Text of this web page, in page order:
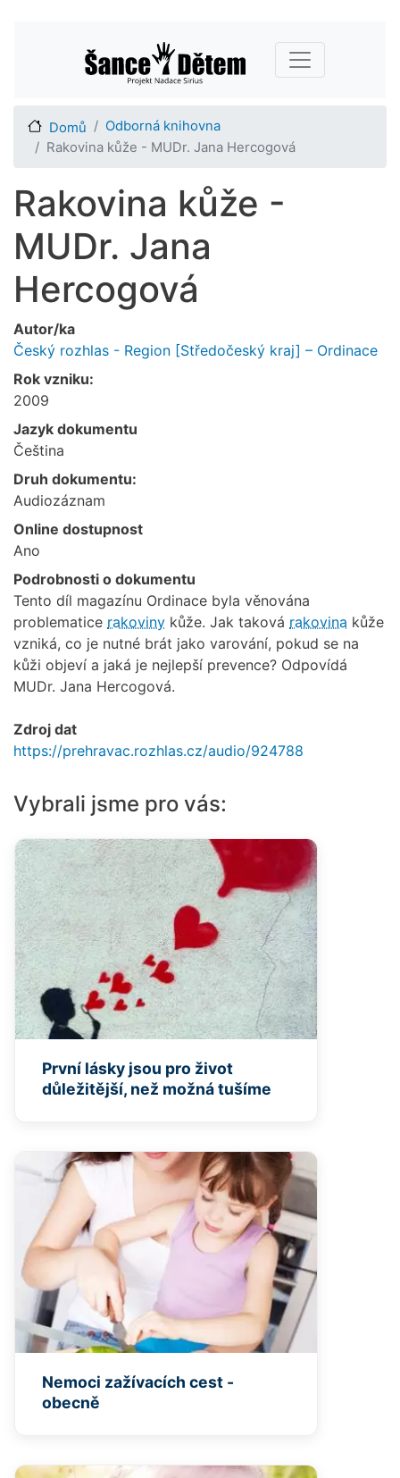
hlavnímu
obsahu
Main navigation
Domů
Odborná knihovna
Rakovina kůže - MUDr. Jana Hercogová
Rakovina kůže -
MUDr. Jana
Hercogová
Autor/ka
Český rozhlas - Region [Středočeský kraj] – Ordinace
Rok vzniku:
2009
Jazyk dokumentu
Čeština
Druh dokumentu:
Audiozáznam
Online dostupnost
Ano
Podrobnosti o dokumentu
Tento díl magazínu Ordinace byla věnována
problematice rakoviny kůže. Jak taková rakovina kůže
vzniká, co je nutné brát jako varování, pokud se na
kůži objeví a jaká je nejlepší prevence? Odpovídá
MUDr. Jana Hercogová.
Zdroj dat
https://prehravac.rozhlas.cz/audio/924788
Vybrali jsme pro vás:
První lásky jsou pro život
důležitější, než možná tušíme
Nemoci zažívacích cest -
obecně